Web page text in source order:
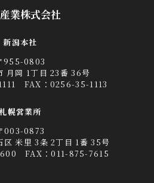
業株式会社
新潟本社
955-0803
月岡 1丁目 23番 36号
FAX：0256-35-1113
幌営業所
003-0873
区 米里 3条 2丁目 1番 35号
FAX：011-875-7615